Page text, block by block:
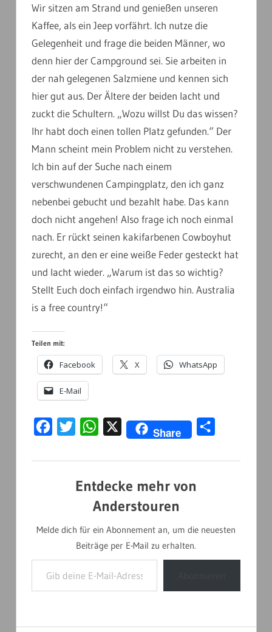
Wir sitzen am Strand und genießen unseren
Kaffee, als ein Jeep vorfährt. Ich nutze die
Gelegenheit und frage die beiden Männer, wo
denn hier der Campground sei. Sie arbeiten in
der nah gelegenen Salzmiene und kennen sich
hier gut aus. Der Ältere der beiden lacht und
zuckt die Schultern. „Wozu willst Du das wissen?
Ihr habt doch einen tollen Platz gefunden.“ Der
Mann scheint mein Problem nicht zu verstehen.
Ich bin auf der Suche nach einem
verschwundenen Campingplatz, den ich ganz
nebenbei gebucht und bezahlt habe. Das kann
doch nicht angehen! Also frage ich noch einmal
nach. Er rückt seinen kakifarbenen Cowboyhut
zurecht, an den er eine weiße Feder gesteckt hat
und lacht wieder. „Warum ist das so wichtig?
Stellt Euch doch einfach irgendwo hin. Australia
is a free country!“
Teilen mit:
Facebook X WhatsApp
E-Mail
FacebookTwitter WhatsApp
X Share
Entdecke mehr von
Anderstouren
Melde dich für ein Abonnement an, um die neuesten
Beiträge per E-Mail zu erhalten.
Gib deine E-Mail-Adresse ein ...